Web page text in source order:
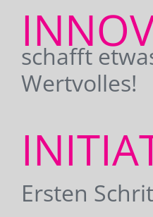
schafft
Wertvolles!
Ersten